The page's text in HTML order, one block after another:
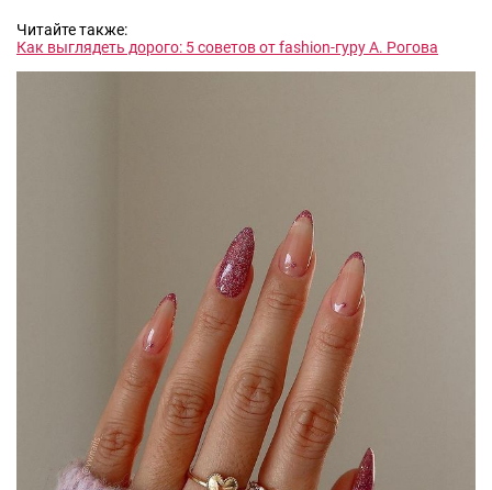
Читайте также:
Как выглядеть дорого: 5 советов от fashion-гуру А. Рогова